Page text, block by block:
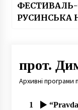
РУСИНСЬКА
прот.
Архивні
1